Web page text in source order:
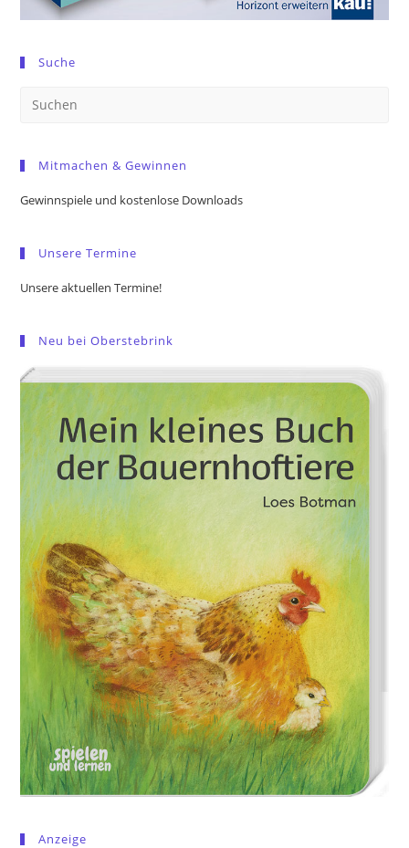
Suche
Mitmachen & Gewinnen
Gewinnspiele und kostenlose Downloads
Unsere Termine
Unsere aktuellen Termine!
Neu bei Oberstebrink
Anzeige